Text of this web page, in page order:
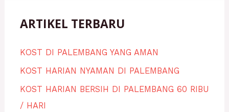
ARTIKEL TERBARU
KOST DI PALEMBANG YANG AMAN
KOST HARIAN NYAMAN DI PALEMBANG
KOST HARIAN BERSIH DI PALEMBANG 60 RIBU
/ HARI